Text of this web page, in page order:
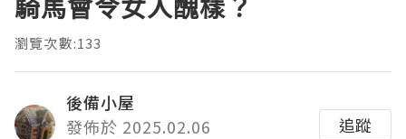
騎馬會令女人醜樣？
瀏覽次數:133
後備小屋
發佈於 2025.02.06
追蹤